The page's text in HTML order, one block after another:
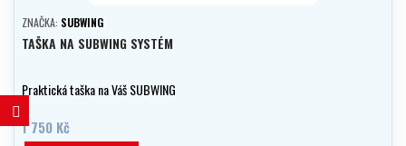
ZNAČKA: SUBWING
TAŠKA NA SUBWING SYSTÉM
Praktická taška na Váš SUBWING
1 750 Kč